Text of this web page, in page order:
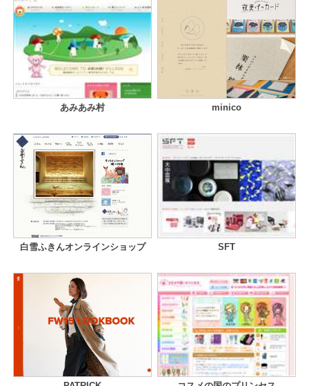
あみあみ村 minico
白雪ふきんオンラインショップ SFT